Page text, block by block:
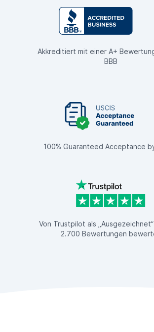
Akkreditiert mit einer A+
BBB
100% Guaranteed Acceptance
Von Trustpilot als
2.700 Bewertungen